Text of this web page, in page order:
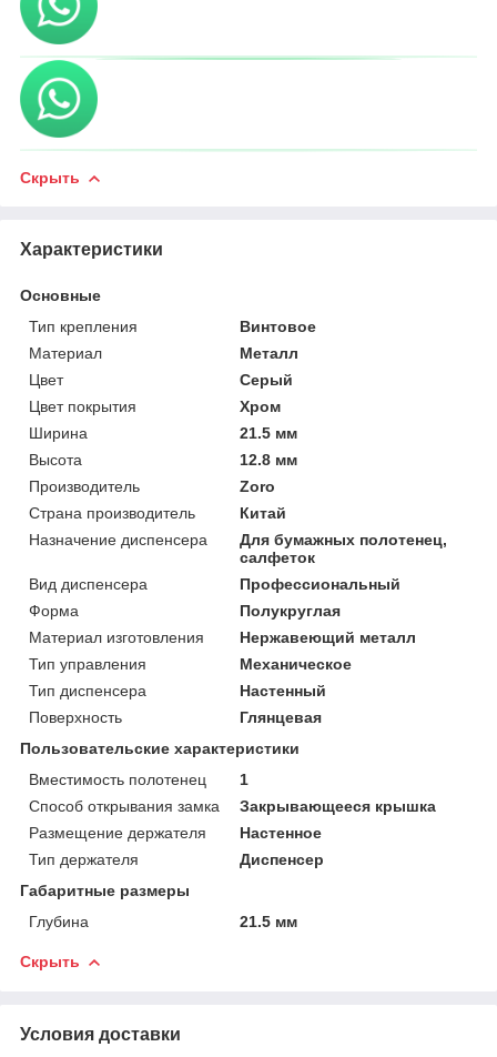
Скрыть
Характеристики
Основные
Тип крепления
Винтовое
Материал
Металл
Цвет
Серый
Цвет покрытия
Хром
Ширина
21.5 мм
Высота
12.8 мм
Производитель
Zoro
Страна производитель
Китай
Назначение диспенсера
Для бумажных полотенец,
салфеток
Вид диспенсера
Профессиональный
Форма
Полукруглая
Материал изготовления
Нержавеющий металл
Тип управления
Механическое
Тип диспенсера
Настенный
Поверхность
Глянцевая
Пользовательские характеристики
Вместимость полотенец
1
Способ открывания замка
Закрывающееся крышка
Размещение держателя
Настенное
Тип держателя
Диспенсер
Габаритные размеры
Глубина
21.5 мм
Скрыть
Условия доставки